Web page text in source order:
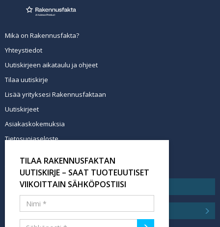
Mikä on Rakennusfakta?
Yhteystiedot
Uutiskirjeen aikataulu ja ohjeet
Tilaa uutiskirje
Lisää yrityksesi Rakennusfaktaan
Uutiskirjeet
Asiakaskokemuksia
Tietosuojaseloste
Tilaa uutiskirje
TILAA RAKENNUSFAKTAN
UUTISKIRJE – SAAT TUOTEUUTISET
VIIKOITTAIN SÄHKÖPOSTIISI